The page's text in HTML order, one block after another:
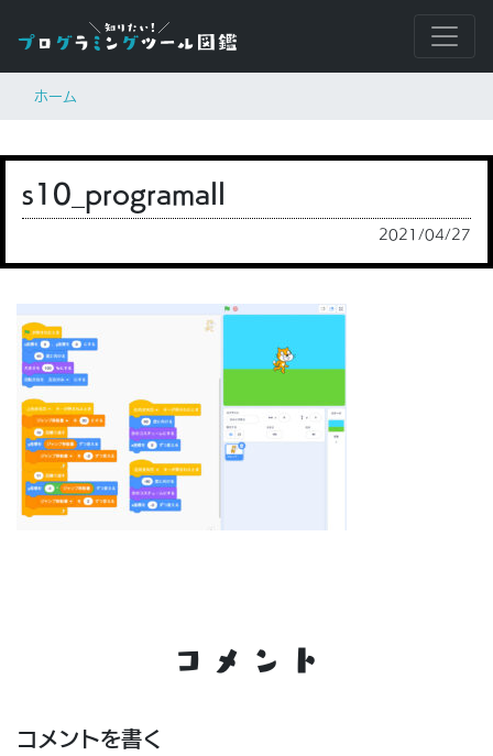
ホーム
s10_programall
2021/04/27
コメント
コメントを書く